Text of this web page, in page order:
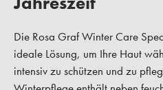
Die Rosa Graf Winter Care
ideale Lösung, um Ihre Haut
intensiv zu schützen und zu